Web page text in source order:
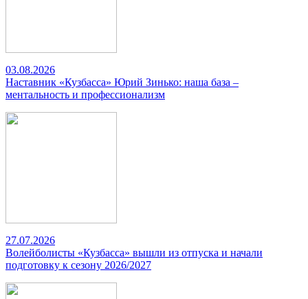
03.08.2026
Наставник «Кузбасса» Юрий Зинько: наша база –
ментальность и профессионализм
27.07.2026
Волейболисты «Кузбасса» вышли из отпуска и начали
подготовку к сезону 2026/2027